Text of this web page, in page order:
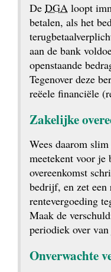
De DGA loopt
betalen, als het
aan de bank
openstaande
Tegenover deze
reëele financiële
Zakelijke
Wees daarom
meetekent voor
overeenkomst
bedrijf, en zet een
rentevergoeding
Maak de
periodiek over
Onverwachte